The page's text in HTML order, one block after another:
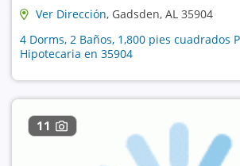
Ver Dirección, Gadsden, AL 35904
4 Dorms, 2 Baños, 1,800 pies cuadrados
Hipotecaria en 35904
11